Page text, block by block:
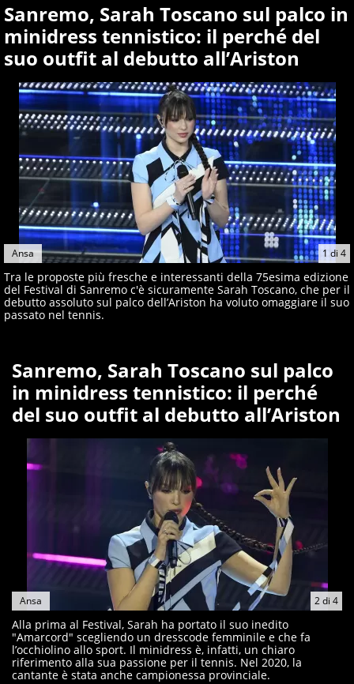
Sanremo, Sarah Toscano sul palco in
minidress tennistico: il perché del
suo outfit al debutto all’Ariston
1 di 4
Ansa
Tra le proposte più fresche e interessanti della 75esima edizione
del Festival di Sanremo c'è sicuramente Sarah Toscano, che per il
debutto assoluto sul palco dell’Ariston ha voluto omaggiare il suo
passato nel tennis.
Sanremo, Sarah Toscano sul palco
in minidress tennistico: il perché
del suo outfit al debutto all’Ariston
2di 4
Ansa
Alla prima al Festival, Sarah ha portato il suo inedito
"Amarcord" scegliendo un dresscode femminile e che fa
l’occhiolino allo sport. Il minidress è, infatti, un chiaro
riferimento alla sua passione per il tennis. Nel 2020, la
cantante è stata anche campionessa provinciale.